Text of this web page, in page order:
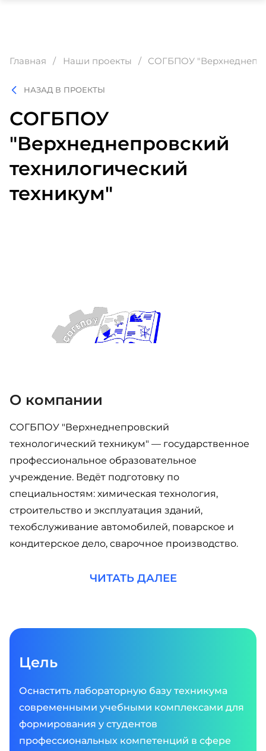
Главная Наши проекты СОГБПОУ
НАЗАД В ПРОЕКТЫ
СОГБПОУ
"Верхнеднепровский
технилогический
техникум"
О компании
СОГБПОУ "Верхнеднепровский
технологический техникум" — государственное
профессиональное образовательное
учреждение. Ведёт подготовку по
специальностям: химическая технология,
строительство и эксплуатация зданий,
техобслуживание автомобилей, поварское и
кондитерское дело, сварочное производство.
ЧИТАТЬ ДАЛЕЕ
Цель
Оснастить лабораторную базу техникума
современными учебными комплексами для
формирования у студентов
профессиональных компетенций в сфере